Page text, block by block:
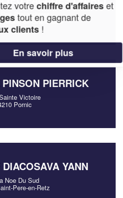
Bretaudieres
de-Grand-Lieu
PIERRICK
Victoire
Pornic
YANN
Noe Du Sud
Pere-en-Retz
votrechiffre d'affaireset
tout en gagnant de
clients!
En savoir plus